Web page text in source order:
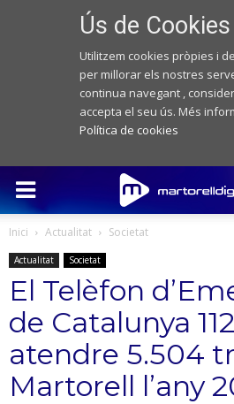
Ús de Cookies
Utilitzem cookies pròpies i
per millorar els nostres
continua navegant ,
accepta el seu ús. Més
Política de cookies
Inici Actualitat Societat
Actualitat Societat
El Telèfon
de Catalunya
atendre 5.504
Martorell l’any